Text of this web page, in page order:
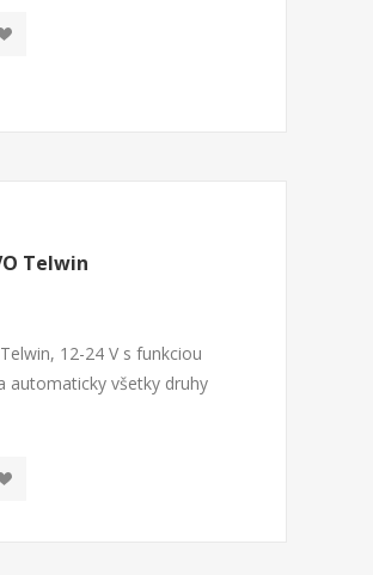
Telwin
12-24 V s funkciou
automaticky všetky druhy